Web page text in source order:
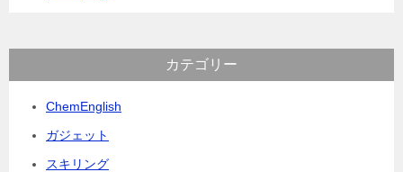
カテゴリー
ChemEnglish
ガジェット
スキリング